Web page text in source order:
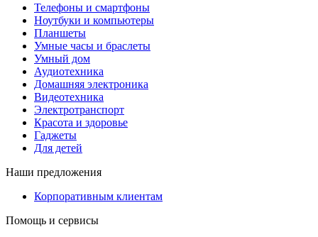
Телефоны и смартфоны
Ноутбуки и компьютеры
Планшеты
Умные часы и браслеты
Умный дом
Аудиотехника
Домашняя электроника
Видеотехника
Электротранспорт
Красота и здоровье
Гаджеты
Для детей
Наши предложения
Корпоративным клиентам
Помощь и сервисы